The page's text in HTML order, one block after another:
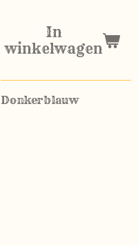
In
winkelwagen
Donkerblauw